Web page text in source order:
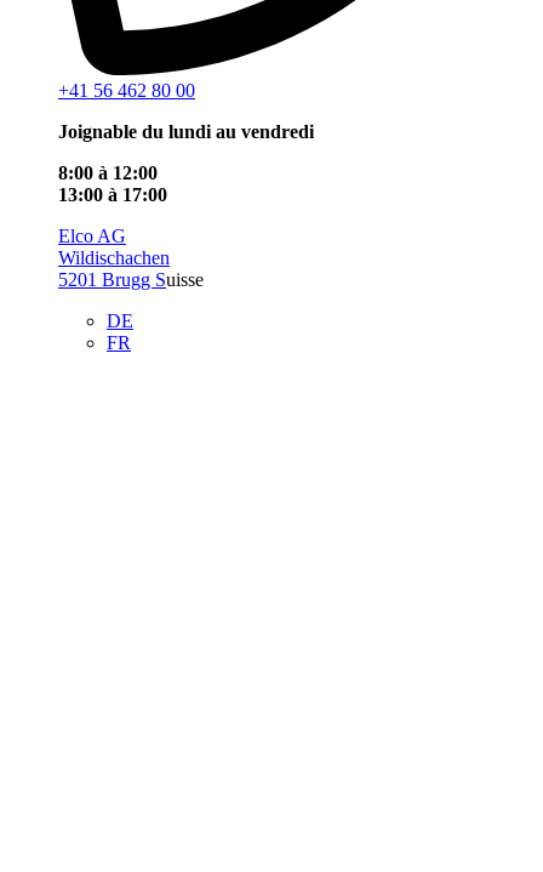
+41 56 462 80 00
Joignable du lundi au vendredi
8:00 à 12:00
13:00 à 17:00
Elco AG
Wildischachen
5201 Brugg Suisse
DE
FR